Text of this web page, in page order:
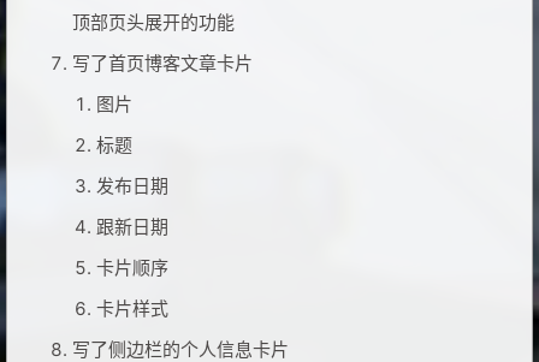
顶部页头展开的功能
写了首页博客文章卡片
图片
标题
发布日期
跟新日期
卡片顺序
卡片样式
写了侧边栏的个人信息卡片